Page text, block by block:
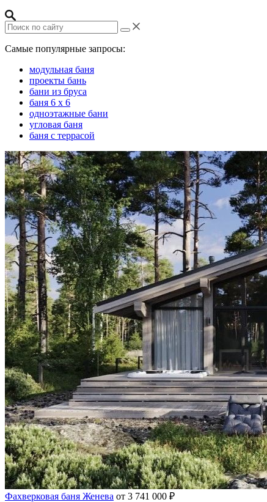
Самые популярные запросы:
модульная баня
проекты бань
бани из бруса
баня 6 х 6
одноэтажные бани
угловая баня
баня с террасой
Фахверковая баня Женева от 3 741 000 ₽